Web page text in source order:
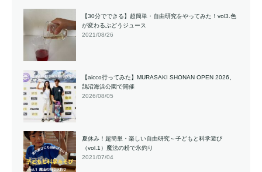
【30分でできる】超簡単・自由研究をやってみた！vol3.色
が変わるぶどうジュース
2021/08/26
【aicco行ってみた】MURASAKI SHONAN OPEN 2026、
鵠沼海浜公園で開催
2026/08/05
夏休み！超簡単・楽しい自由研究～子どもと科学遊び
（vol.1）魔法の粉で氷釣り
2021/07/04